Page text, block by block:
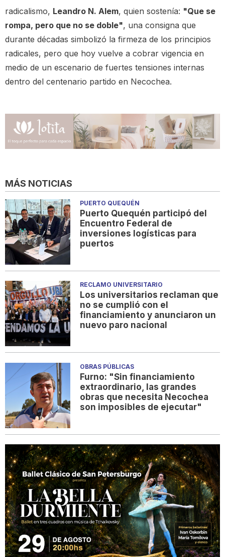
radicalismo, Leandro N. Alem, quien sostenía: "Que se
rompa, pero que no se doble", una consigna que
durante décadas simbolizó la firmeza de los principios
radicales, pero que hoy vuelve a cobrar vigencia en
medio de un escenario de fuertes tensiones internas
dentro del centenario partido en Necochea.
MÁS NOTICIAS
PUERTO QUEQUÉN
Puerto Quequén participó del
Encuentro Federal de
inversiones logísticas para
puertos
RECLAMO UNIVERSITARIO
Los universitarios reclaman que
no se cumplió con el
financiamiento y anunciaron un
nuevo paro nacional
OBRAS PÚBLICAS
Furno: "Sin financiamiento
extraordinario, las grandes
obras que necesita Necochea
son imposibles de ejecutar"